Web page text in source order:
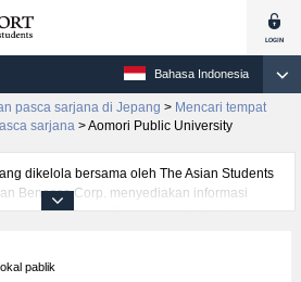
Bahasa Indonesia
pasca sarjana di Jepang > Mencari tempat
sarjana >Aomori Public University
dikelola bersama oleh The Asian Students
Benesse Corp. menyediakan informasi
universitas yunior, akademi
%% research %%, serta berbagai
pablik